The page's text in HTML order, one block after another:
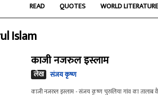
READ QUOTES WORLD LITERATURE
Islam
काजी नजरुल इस्लाम
लेख संजय कृष्ण
काजी नजरुल इस्लाम - संजय कृष्ण चुरुलिया गांव का